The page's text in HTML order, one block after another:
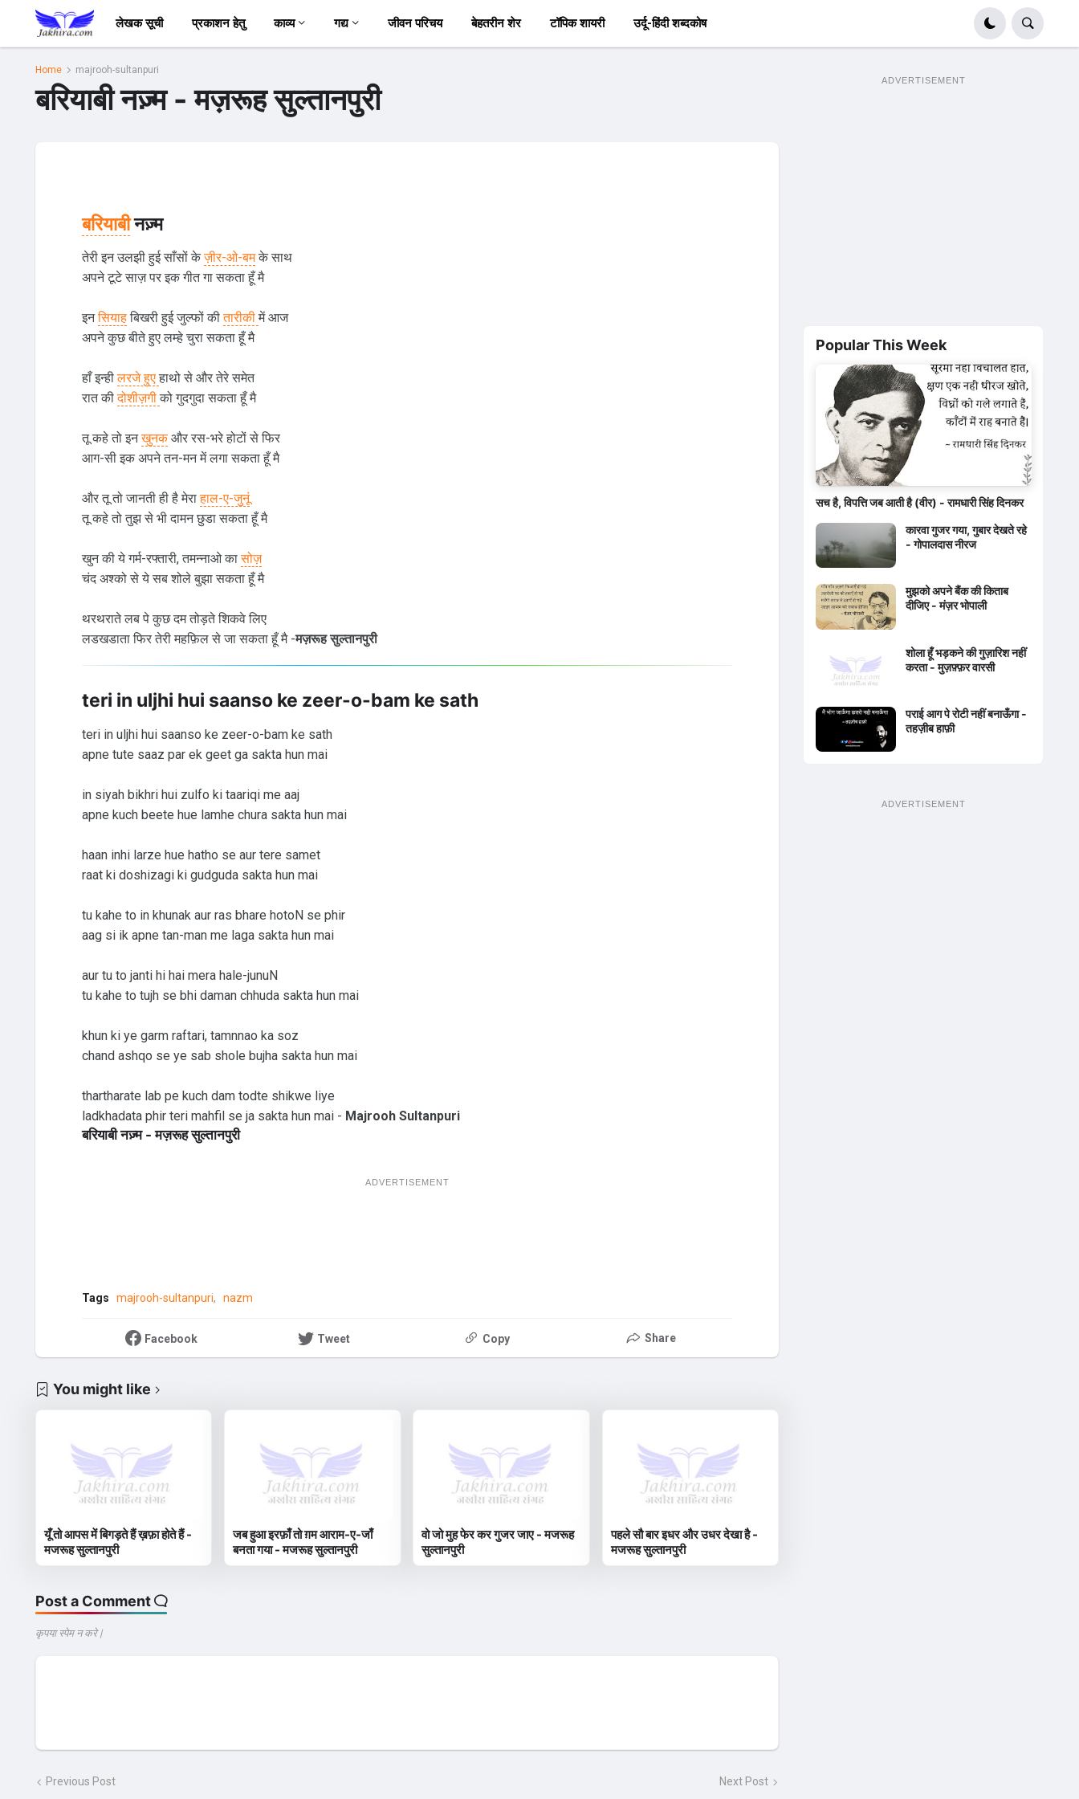
लेखक सूची प्रकाशन हेतु काव्य गद्य जीवन परिचय बेहतरीन शेर टॉपिक शायरी उर्दू-हिंदी शब्दकोष
Home majrooh-sultanpuri
बरियाबी नज़्म - मज़रूह सुल्तानपुरी
बरियाबीनज़्म
तेरी इन उलझी हुई साँसों केज़ीर-ओ-बमके साथ
अपने टूटे साज़ पर इक गीत गा सकता हूँ मै
इनसियाहबिखरी हुई जुल्फों कीतारीकीमें आज
अपने कुछ बीते हुए लम्हे चुरा सकता हूँ मै
हाँ इन्हीलरजे हुएहाथो से और तेरे समेत
रात कीदोशीज़गीको गुदगुदा सकता हूँ मै
तू कहे तो इनखुनकऔर रस-भरे होटों से फिर
आग-सी इक अपने तन-मन में लगा सकता हूँ मै
और तू तो जानती ही है मेराहाल-ए-जुनूं
तू कहे तो तुझ से भी दामन छुडा सकता हूँ मै
खुन की ये गर्म-रफ्तारी, तमन्नाओ कासोज़
चंद अश्को से ये सब शोले बुझा सकता हूँ मै
थरथराते लब पे कुछ दम तोड़ते शिकवे लिए
लडखडाता फिर तेरी महफ़िल से जा सकता हूँ मै -मज़रूह सुल्तानपुरी
teri in uljhi hui saanso ke zeer-o-bam ke sath
teri in uljhi hui saanso ke zeer-o-bam ke sath
apne tute saaz par ek geet ga sakta hun mai
in siyah bikhri hui zulfo ki taariqi me aaj
apne kuch beete hue lamhe chura sakta hun mai
haan inhi larze hue hatho se aur tere samet
raat ki doshizagi ki gudguda sakta hun mai
tu kahe to in khunak aur ras bhare hotoN se phir
aag si ik apne tan-man me laga sakta hun mai
aur tu to janti hi hai mera hale-junuN
tu kahe to tujh se bhi daman chhuda sakta hun mai
khun ki ye garm raftari, tamnnao ka soz
chand ashqo se ye sab shole bujha sakta hun mai
thartharate lab pe kuch dam todte shikwe liye
ladkhadata phir teri mahfil se ja sakta hun mai - Majrooh Sultanpuri
बरियाबी नज़्म - मज़रूह सुल्तानपुरी
ADVERTISEMENT
Tags majrooh-sultanpuri nazm
Facebook Tweet Copy Share
You might like
यूँ तो आपस में बिगड़ते हैं ख़फ़ा होते हैं -
मजरूह सुल्तानपुरी
जब हुआ इरफ़ाँ तो ग़म आराम-ए-जाँ
बनता गया - मजरूह सुल्तानपुरी
वो जो मुह फेर कर गुजर जाए - मजरूह
सुल्तानपुरी
पहले सौ बार इधर और उधर देखा है -
मजरूह सुल्तानपुरी
Post a Comment
कृपया स्पेम न करे |
Previous Post Next Post
ADVERTISEMENT
Popular This Week
सच है, विपत्ति जब आती है (वीर) - रामधारी सिंह दिनकर
कारवा गुजर गया, गुबार देखते रहे
- गोपालदास नीरज
मुझको अपने बैंक की किताब
दीजिए - मंज़र भोपाली
शोला हूँ भड़कने की गुज़ारिश नहीं
करता - मुज़फ़्फ़र वारसी
पराई आग पे रोटी नहीं बनाऊँगा -
तहज़ीब हाफ़ी
ADVERTISEMENT